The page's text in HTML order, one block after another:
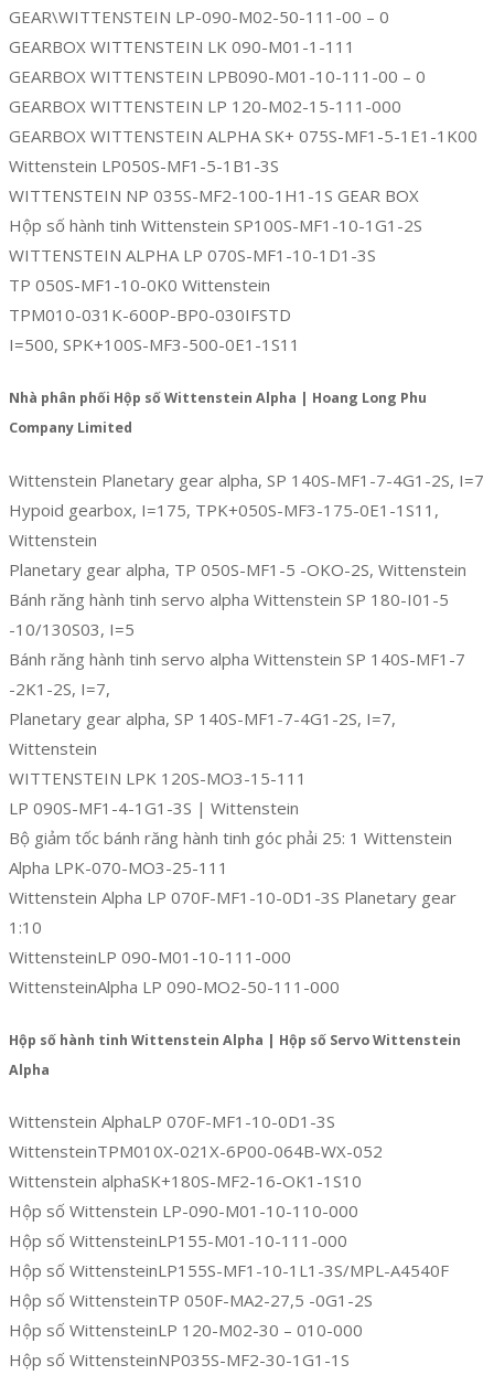
GEAR\WITTENSTEIN LP-090-M02-50-111-00 – 0
GEARBOX WITTENSTEIN LK 090-M01-1-111
GEARBOX WITTENSTEIN LPB090-M01-10-111-00 – 0
GEARBOX WITTENSTEIN LP 120-M02-15-111-000
GEARBOX WITTENSTEIN ALPHA SK+ 075S-MF1-5-1E1-1K00
Wittenstein LP050S-MF1-5-1B1-3S
WITTENSTEIN NP 035S-MF2-100-1H1-1S GEAR BOX
Hộp số hành tinh Wittenstein SP100S-MF1-10-1G1-2S
WITTENSTEIN ALPHA LP 070S-MF1-10-1D1-3S
TP 050S-MF1-10-0K0 Wittenstein
TPM010-031K-600P-BP0-030IFSTD
I=500, SPK+100S-MF3-500-0E1-1S11
Nhà phân phối Hộp số Wittenstein Alpha | Hoang Long Phu
Company Limited
Wittenstein Planetary gear alpha, SP 140S-MF1-7-4G1-2S, I=7
Hypoid gearbox, I=175, TPK+050S-MF3-175-0E1-1S11,
Wittenstein
Planetary gear alpha, TP 050S-MF1-5 -OKO-2S, Wittenstein
Bánh răng hành tinh servo alpha Wittenstein SP 180-I01-5
-10/130S03, I=5
Bánh răng hành tinh servo alpha Wittenstein SP 140S-MF1-7
-2K1-2S, I=7,
Planetary gear alpha, SP 140S-MF1-7-4G1-2S, I=7,
Wittenstein
WITTENSTEIN LPK 120S-MO3-15-111
LP 090S-MF1-4-1G1-3S | Wittenstein
Bộ giảm tốc bánh răng hành tinh góc phải 25: 1 Wittenstein
Alpha LPK-070-MO3-25-111
Wittenstein Alpha LP 070F-MF1-10-0D1-3S Planetary gear
1:10
WittensteinLP 090-M01-10-111-000
WittensteinAlpha LP 090-MO2-50-111-000
Hộp số hành tinh Wittenstein Alpha | Hộp số Servo Wittenstein
Alpha
Wittenstein AlphaLP 070F-MF1-10-0D1-3S
WittensteinTPM010X-021X-6P00-064B-WX-052
Wittenstein alphaSK+180S-MF2-16-OK1-1S10
Hộp số Wittenstein LP-090-M01-10-110-000
Hộp số WittensteinLP155-M01-10-111-000
Hộp số WittensteinLP155S-MF1-10-1L1-3S/MPL-A4540F
Hộp số WittensteinTP 050F-MA2-27,5 -0G1-2S
Hộp số WittensteinLP 120-M02-30 – 010-000
Hộp số WittensteinNP035S-MF2-30-1G1-1S